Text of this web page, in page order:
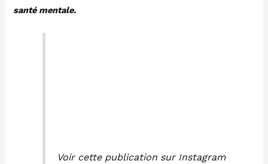
santé mentale.
Voir cette publication sur Instagram